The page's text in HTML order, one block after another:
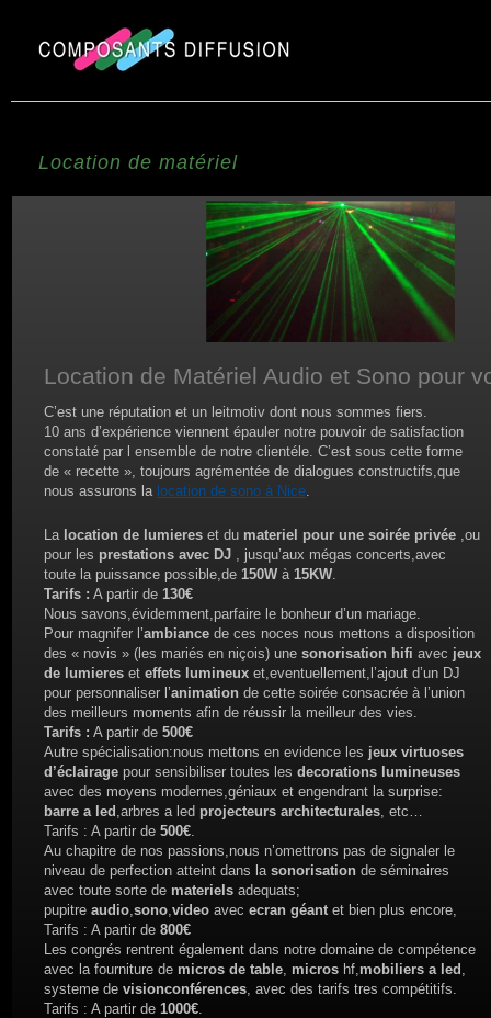
Location de matériel
Location de Matériel Audio et Sono pour
C’est une réputation et un leitmotiv dont nous sommes fiers.
10 ans d’expérience viennent épauler notre pouvoir de satisfaction
constaté par l ensemble de notre clientéle. C’est sous cette forme
de « recette », toujours agrémentée de dialogues constructifs,que
nous assurons la location de sono à Nice
La location de lumieres et du materiel pour une soirée privée ,ou
pour les prestations avec DJ , jusqu’aux mégas concerts,avec
toute la puissance possible,de 150W à 15KW
Tarifs : A partir de 130€
Nous savons,évidemment,parfaire le bonheur d’un mariage.
Pour magnifer l’ambiance de ces noces nous mettons a disposition
des « novis » (les mariés en niçois) une sonorisation hifi avec jeux
de lumieres et effets lumineux et,eventuellement,l’ajout d’un DJ
pour personnaliser l’animation de cette soirée consacrée à l’union
des meilleurs moments afin de réussir la meilleur des vies.
Tarifs : A partir de 500€
Autre spécialisation:nous mettons en evidence les jeux virtuoses
d’éclairage pour sensibiliser toutes les decorations lumineuses
avec des moyens modernes,géniaux et engendrant la surprise:
barre a led ,arbres a led projecteurs architecturales , etc…
Tarifs : A partir de 500€
Au chapitre de nos passions,nous n’omettrons pas de signaler le
niveau de perfection atteint dans la sonorisation de séminaires
avec toute sorte de materiels adequats;
pupitre audio sono video avec ecran géant et bien plus encore,
Tarifs : A partir de 800€
Les congrés rentrent également dans notre domaine de compétence
avec la fourniture de micros de table micros hf, mobiliers a led
systeme de visionconférences , avec des tarifs tres compétitifs.
Tarifs : A partir de 1000€